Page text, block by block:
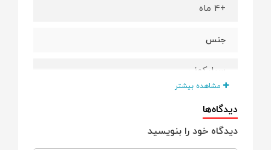
+4 ماه
جنس
سیلیکونی
فاقد
مواد مضرر
مشاهده بیشتر
دیدگاه‌ها
دیدگاه خود را بنویسید